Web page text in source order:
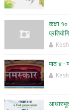
कक्षा
पाठ ४ -
आधारभूत